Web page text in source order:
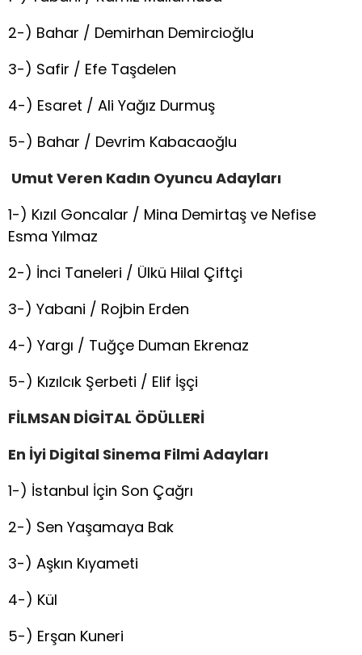
2-) Bahar / Demirhan Demircioğlu
3-) Safir / Efe Taşdelen
4-) Esaret / Ali Yağız Durmuş
5-) Bahar / Devrim Kabacaoğlu
Umut Veren Kadın Oyuncu Adayları
1-) Kızıl Goncalar / Mina Demirtaş ve Nefise
Esma Yılmaz
2-) İnci Taneleri / Ülkü Hilal Çiftçi
3-) Yabani / Rojbin Erden
4-) Yargı / Tuğçe Duman Ekrenaz
5-) Kızılcık Şerbeti / Elif İşçi
FİLMSAN DİGİTAL ÖDÜLLERİ
En İyi Digital Sinema Filmi Adayları
1-) İstanbul İçin Son Çağrı
2-) Sen Yaşamaya Bak
3-) Aşkın Kıyameti
4-) Kül
5-) Erşan Kuneri